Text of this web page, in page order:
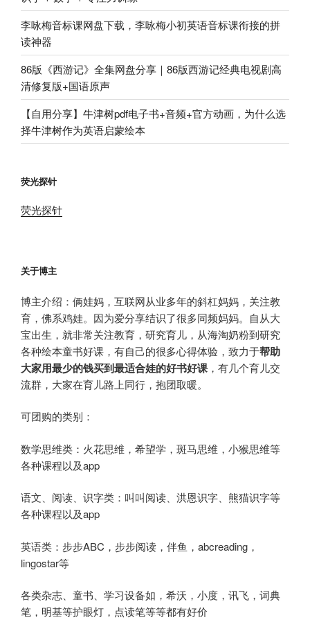
李咏梅音标课网盘下载，李咏梅小初英语音标课衔接的拼
读神器
86版《西游记》全集网盘分享｜86版西游记经典电视剧高
清修复版+国语原声
【自用分享】牛津树pdf电子书+音频+官方动画，为什么选
择牛津树作为英语启蒙绘本
荧光探针
荧光探针
关于博主
博主介绍：俩娃妈，互联网从业多年的斜杠妈妈，关注教
育，佛系鸡娃。因为爱分享结识了很多同频妈妈。自从大
宝出生，就非常关注教育，研究育儿，从海淘奶粉到研究
各种绘本童书好课，有自己的很多心得体验，致力于帮助
大家用最少的钱买到最适合娃的好书好课 ，有几个育儿交
流群，大家在育儿路上同行，抱团取暖。
可团购的类别：
数学思维类：火花思维，希望学，斑马思维，小猴思维等
各种课程以及app
语文、阅读、识字类：叫叫阅读、洪恩识字、熊猫识字等
各种课程以及app
英语类：步步ABC，步步阅读，伴鱼，abcreading，
lingostar等
各类杂志、童书、学习设备如，希沃，小度，讯飞，词典
笔，明基等护眼灯，点读笔等等都有好价